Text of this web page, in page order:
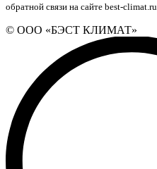
обратной связи на сайте best-climat.ru
© ООО «БЭСТ КЛИМАТ»